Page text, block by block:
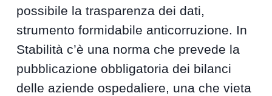
possibile la trasparenza dei dati,
strumento formidabile anticorruzione. In
Stabilità c’è una norma che prevede la
pubblicazione obbligatoria dei bilanci
delle aziende ospedaliere, una che vieta